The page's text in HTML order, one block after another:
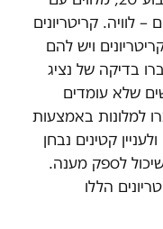
– לוויה. קריטריונים
ויש להם
בדיקה של נציג
שלא עומדים
למלונות באמצעות
קטינים נבחן
לספק מענה.
הללו